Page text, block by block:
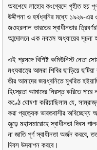
অবশেষে লাহোর কংগ্রেসে গৃহীত হয়
উদ্দীপনা ও হর্ষধ্বনির মধ্যে ১৯২৯-এর
জওহরলাল ভারতের স্বাধীনতার
আন্দোলনে এক নবতম অধ্যায়ের সূচনা
এই প্রসঙ্গে বিশিষ্ট কমিউনিস্ট নেতা
মধ্যরাত্রে আমরা শিবির ছাড়িয়ে
তীর আমাদের জয়ধ্বনিতে মুখরিত
হিংস্রতা আমাদের নিরস্ত করিতে
কণ্ঠে ঘোষণা করিয়াছিলাম যে,
করা প্রত্যেক ভারতবাসীর অবিচ্ছেদ্য
জুড়ে মহাসমারোহে স্বাধীনতা দিবস
না জাতি পূর্ণ স্বাধীনতা অর্জন করবে,
দিবস উদযাপন করবে।